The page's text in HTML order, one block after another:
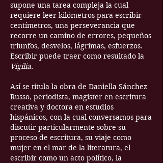
supone una tarea compleja la cual
requiere leer kilómetros para escribir
centímetros, una perseverancia que
recorre un camino de errores, pequeños
triunfos, desvelos, lágrimas, esfuerzos.
Escribir puede traer como resultado la
Vigilia.
Así se titula la obra de Daniella Sánchez
Russo, periodista, magister en escritura
creativa y doctora en estudios
hispánicos, con la cual conversamos para
discutir particularmente sobre su
proceso de escritura, su viaje como
mujer en el mar de la literatura, el
escribir como un acto político, la